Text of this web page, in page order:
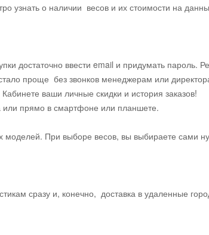
узнать о наличии весов и их стоимости на
достаточно ввести email и придумать пароль.
проще без звонков менеджерам или
ваши личные скидки и история заказов!
или прямо в смартфоне или планшете.
моделей. При выборе весов, вы выбираете сами
сразу и, конечно, доставка в удаленные